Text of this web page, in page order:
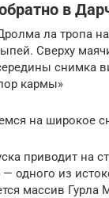
в
ла тропа
Сверху
снимка
кармы»
на широкое
приводит на
одного из
массив Гурла